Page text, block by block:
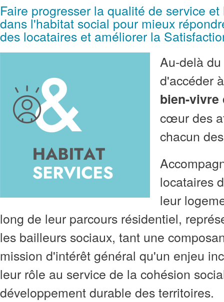
Faire progresser la qualité de service
dans l'habitat social pour mieux
des locataires et améliorer la
Au-delà
d'accéder
bien-
cœur des
chacun
locataires
leur
long de leur parcours résidentiel,
les bailleurs sociaux, tant une
mission d'intérêt général qu'un enjeu
leur rôle au service de la cohésion
développement durable desterritoires.